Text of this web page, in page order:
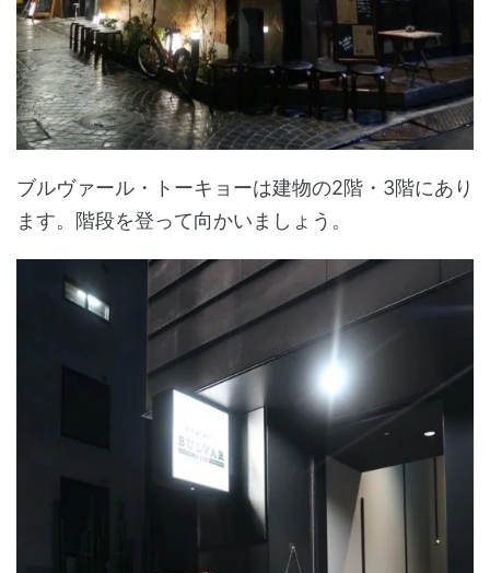
ブルヴァール・トーキョーは建物の2階・3階にあり
ます。階段を登って向かいましょう。